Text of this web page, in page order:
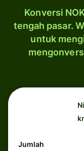
Konversi
tengah pasar.
untuk
Jumlah